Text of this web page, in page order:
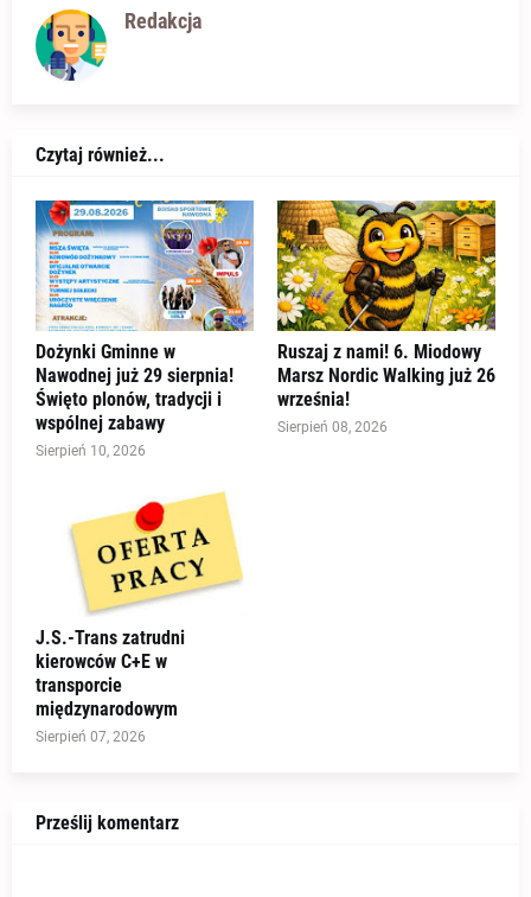
Redakcja
Czytaj również...
Dożynki Gminne w
Nawodnej już 29 sierpnia!
Święto plonów, tradycji i
wspólnej zabawy
Sierpień 10, 2026
Ruszaj z nami! 6. Miodowy
Marsz Nordic Walking już 26
września!
Sierpień 08, 2026
J.S.-Trans zatrudni
kierowców C+E w
transporcie
międzynarodowym
Sierpień 07, 2026
Prześlij komentarz